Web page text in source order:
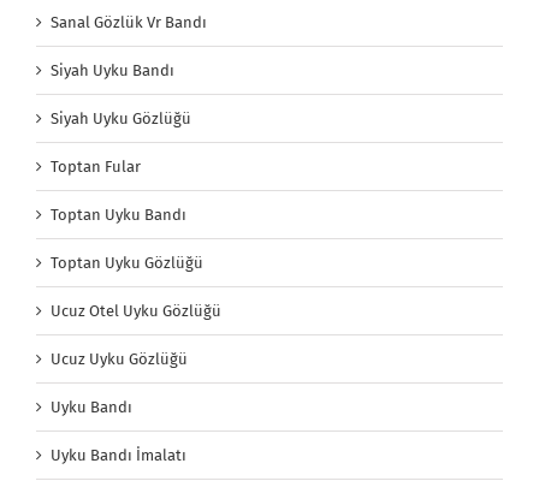
Sanal Gözlük Vr Bandı
Siyah Uyku Bandı
Siyah Uyku Gözlüğü
Toptan Fular
Toptan Uyku Bandı
Toptan Uyku Gözlüğü
Ucuz Otel Uyku Gözlüğü
Ucuz Uyku Gözlüğü
Uyku Bandı
Uyku Bandı İmalatı